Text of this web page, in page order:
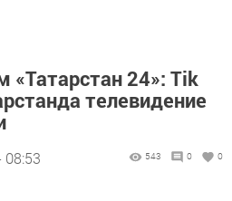
«Татарстан 24»: Tik
телевидение
08:53 543 0 0